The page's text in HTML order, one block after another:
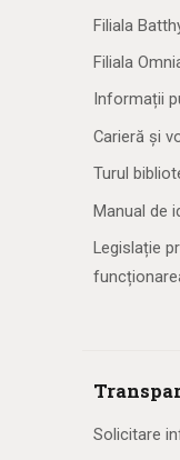
Filiala
Filiala
Informații
Carieră și
Turul
Manual de
Legislație
Solicitare